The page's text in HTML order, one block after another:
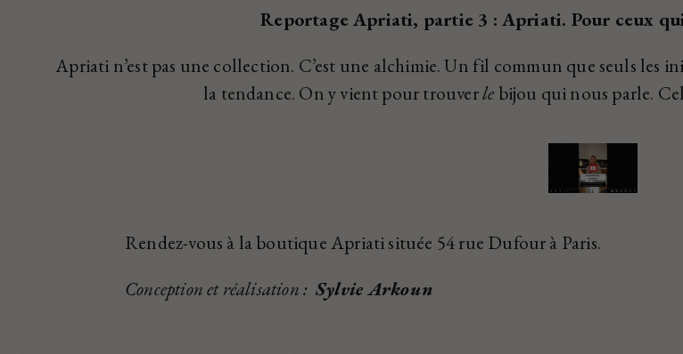
Reportage Apriati, partie 3 : Apriati. Pour ceux
Apriati n’est pas une collection. C’est une alchimie.Un fil commun que seuls les
la tendance. On y vient pour trouverle bijou qui nous parle.
Rendez-vous à la boutique Apriati située 54 rue Dufour à Paris.
Conception et réalisation : Sylvie Arkoun